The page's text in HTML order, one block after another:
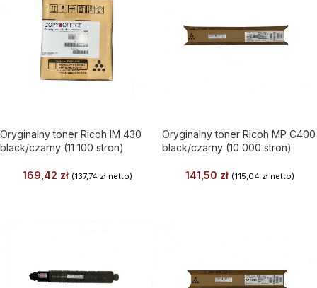
Oryginalny toner Ricoh IM 430
black/czarny (11 100 stron)
169,42 zł (137,74 zł netto)
Oryginalny toner Ricoh MP C400
black/czarny (10 000 stron)
141,50 zł (115,04 złnetto)